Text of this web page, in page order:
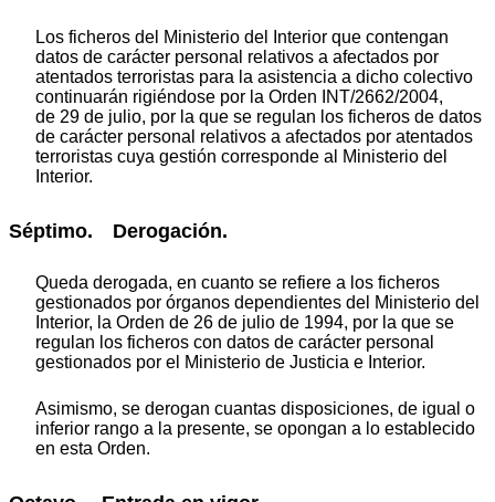
Los ficheros del Ministerio del Interior que contengan
datos de carácter personal relativos a afectados por
atentados terroristas para la asistencia a dicho colectivo
continuarán rigiéndose por la Orden INT/2662/2004,
de 29 de julio, por la que se regulan los ficheros de datos
de carácter personal relativos a afectados por atentados
terroristas cuya gestión corresponde al Ministerio del
Interior.
Séptimo. Derogación.
Queda derogada, en cuanto se refiere a los ficheros
gestionados por órganos dependientes del Ministerio del
Interior, la Orden de 26 de julio de 1994, por la que se
regulan los ficheros con datos de carácter personal
gestionados por el Ministerio de Justicia e Interior.
Asimismo, se derogan cuantas disposiciones, de igual o
inferior rango a la presente, se opongan a lo establecido
en esta Orden.